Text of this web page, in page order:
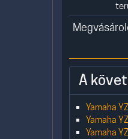
A
Yamaha
Yamaha
Yamaha